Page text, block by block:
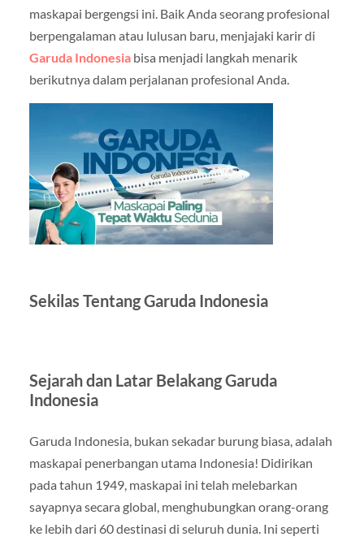
maskapai bergengsi ini. Baik Anda seorang profesional
berpengalaman atau lulusan baru, menjajaki karir di
Garuda Indonesiabisa menjadi langkah menarik
berikutnya dalam perjalanan profesional Anda.
Sekilas Tentang Garuda Indonesia
Sejarah dan Latar Belakang Garuda
Indonesia
Garuda Indonesia, bukan sekadar burung biasa, adalah
maskapai penerbangan utama Indonesia! Didirikan
pada tahun 1949, maskapai ini telah melebarkan
sayapnya secara global, menghubungkan orang-orang
ke lebih dari 60 destinasi di seluruh dunia. Ini seperti